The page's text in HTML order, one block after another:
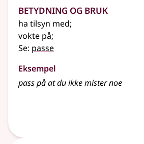
Betydning og bruk
ha tilsyn med;
vokte på;
Se: passe
Eksempel
pass på at du ikke mister noe